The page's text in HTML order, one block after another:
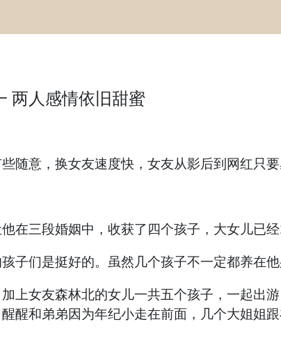
两人感情依旧甜蜜
随意，换女友速度快，女友从影后到网红只
在三段婚姻中，收获了四个孩子，大女儿已
子们是挺好的。虽然几个孩子不一定都养在
上女友森林北的女儿一共五个孩子，一起出
醒和弟弟因为年纪小走在前面，几个大姐姐跟